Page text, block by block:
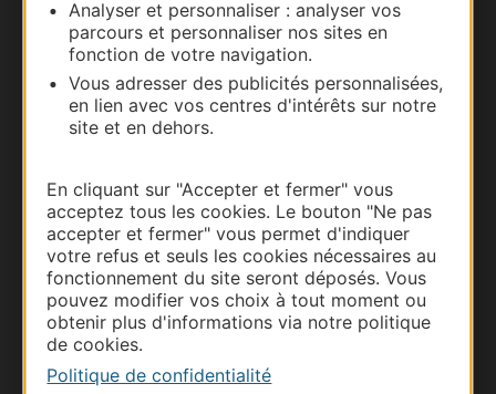
Analyser et personnaliser : analyser vos
parcours et personnaliser nos sites en
fonction de votre navigation.
Vous adresser des publicités personnalisées,
en lien avec vos centres d'intérêts sur notre
site et en dehors.
En cliquant sur "Accepter et fermer" vous
acceptez tous les cookies. Le bouton "Ne pas
accepter et fermer" vous permet d'indiquer
votre refus et seuls les cookies nécessaires au
fonctionnement du site seront déposés. Vous
pouvez modifier vos choix à tout moment ou
obtenir plus d'informations via notre politique
de cookies.
Politique de confidentialité
Documentation
Thermalisme
Business/Mice
Pros d'Occitanie